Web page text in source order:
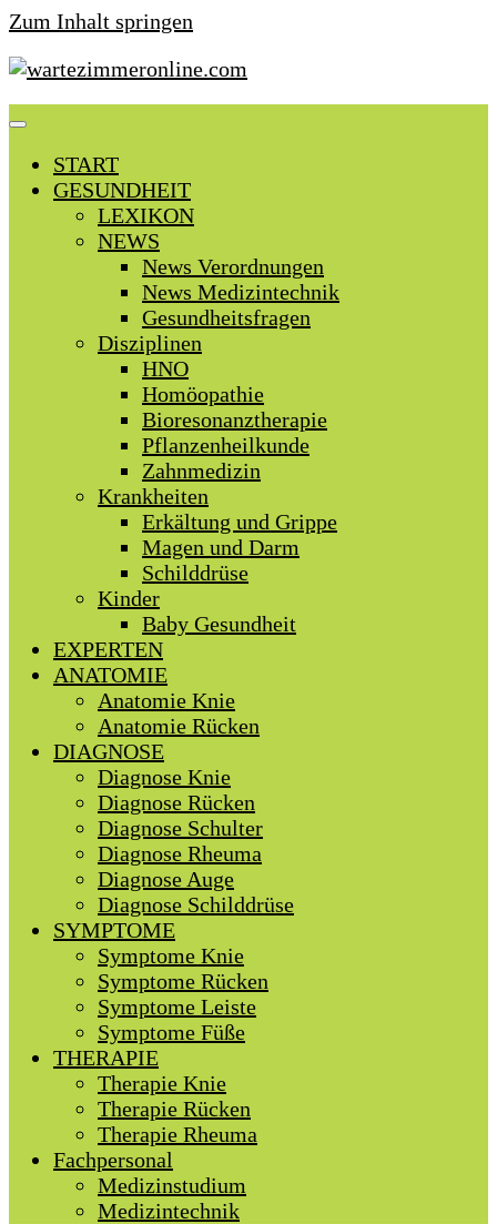
Zum Inhalt springen
START
GESUNDHEIT
LEXIKON
NEWS
News Verordnungen
News Medizintechnik
Gesundheitsfragen
Disziplinen
HNO
Homöopathie
Bioresonanztherapie
Pflanzenheilkunde
Zahnmedizin
Krankheiten
Erkältung und Grippe
Magen und Darm
Schilddrüse
Kinder
Baby Gesundheit
EXPERTEN
ANATOMIE
Anatomie Knie
Anatomie Rücken
DIAGNOSE
Diagnose Knie
Diagnose Rücken
Diagnose Schulter
Diagnose Rheuma
Diagnose Auge
Diagnose Schilddrüse
SYMPTOME
Symptome Knie
Symptome Rücken
Symptome Leiste
Symptome Füße
THERAPIE
Therapie Knie
Therapie Rücken
Therapie Rheuma
Fachpersonal
Medizinstudium
Medizintechnik